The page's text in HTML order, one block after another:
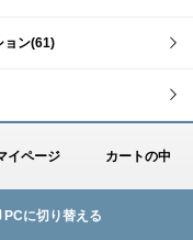
ョン(61)
イページ カートの中
PCに切り替える